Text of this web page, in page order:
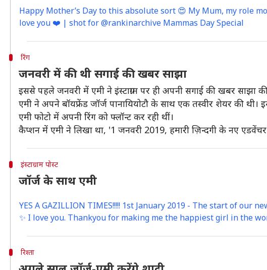
Happy Mother’s Day to this absolute sort 😍 My Mum, my role
love you ❤️ | shot for @rankinarchive Mammas Day Special
रिंग
जनवरी में की थी सगाई की खबर साझा
इससे पहले जनवरी में एमी ने इंस्टाग्राम पर ही अपनी सगाई की खबर साझा
एमी ने अपने बॉयफ्रेंड जॉर्ज पानायियोटौ के साथ एक तस्‍वीर शेयर की
एमी फोटो में अपनी रिंग को फ्लॉन्ट कर रही थीं।
कैप्शन में एमी ने लिखा था, '1 जनवरी 2019, हमारी ज़िन्दगी के नए
इंस्टाग्राम पोस्ट
जॉर्ज के साथ एमी
YES A GAZILLION TIMES!!!!! 1st January 2019 - The start of our
✨ I love you. Thankyou for making me the happiest girl in the
रिश्ता